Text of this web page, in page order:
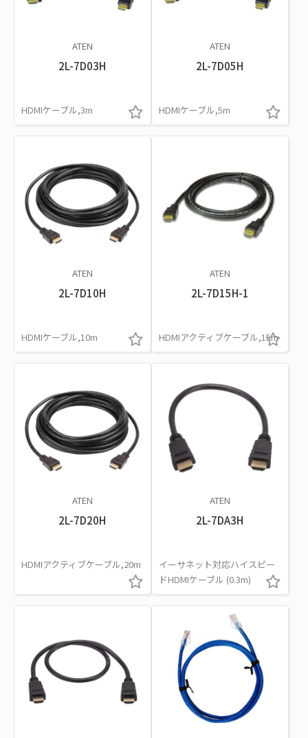
ATEN
2L-7D03H
HDMIケーブル,3m
ATEN
2L-7D05H
HDMIケーブル,5m
ATEN
2L-7D10H
HDMIケーブル,10m
ATEN
2L-7D15H-1
HDMIアクティブケーブル,15m
ATEN
2L-7D20H
HDMIアクティブケーブル,20m
ATEN
2L-7DA3H
イーサネット対応ハイスピー
ドHDMIケーブル (0.3m)